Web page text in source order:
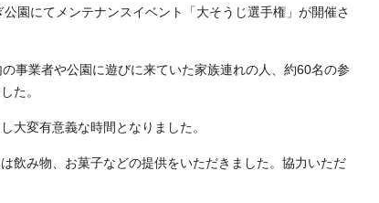
園にてメンテナンスイベント「大そうじ選手権」が開催さ
事業者や公園に遊びに来ていた家族連れの人、約60名の参
た。
大変有意義な時間となりました。
飲み物、お菓子などの提供をいただきました。協力いただ